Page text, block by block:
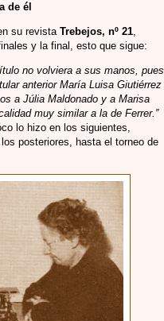
de él
su revistaTrebejos, nº 21,
y la final, esto que sigue:
no volviera a sus manos, pues
anterior María Luisa Giutiérrez
a Júlia Maldonado y a Marisa
muy similar a la de Ferrer.”
lo hizo en los siguientes,
posteriores, hasta el torneo de